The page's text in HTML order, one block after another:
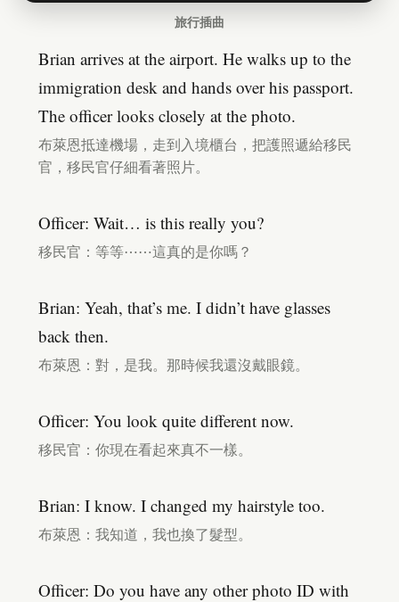
旅行插曲
Brian arrives at the airport. He walks up to the
immigration desk and hands over his passport.
The officer looks closely at the photo.
布萊恩抵達機場，走到入境櫃台，把護照遞給移民
官，移民官仔細看著照片。
Officer: Wait… is this really you?
移民官：等等⋯⋯這真的是你嗎？
Brian: Yeah, that’s me. I didn’t have glasses
back then.
布萊恩：對，是我。那時候我還沒戴眼鏡。
Officer: You look quite different now.
移民官：你現在看起來真不一樣。
Brian: I know. I changed my hairstyle too.
布萊恩：我知道，我也換了髮型。
Officer: Do you have any other photo ID with